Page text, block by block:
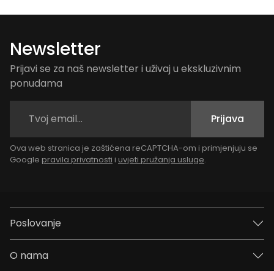
Newsletter
Prijavi se za naš newsletter i uživaj u ekskluzivnim
ponudama
Prijava
Ova web stranica je zaštićena reCAPTCHA-om i primjenjuju se
Google pravila privatnosti i uvjeti pružanja usluge.
Poslovanje
O nama